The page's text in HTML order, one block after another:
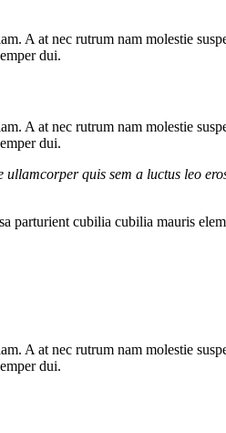
A at nec rutrum nam molestie
dui.
A at nec rutrum nam molestie
dui.
quis sem a luctus leo
parturient cubilia cubilia mauris
A at nec rutrum nam molestie
dui.